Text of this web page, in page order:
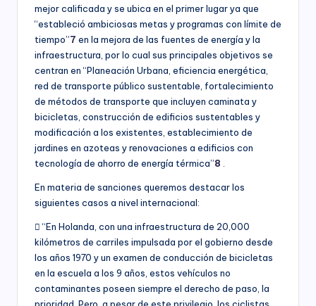
mejor calificada y se ubica en el primer lugar ya que
“estableció ambiciosas metas y programas con límite de
tiempo”7 en la mejora de las fuentes de energía y la
infraestructura, por lo cual sus principales objetivos se
centran en “Planeación Urbana, eficiencia energética,
red de transporte público sustentable, fortalecimiento
de métodos de transporte que incluyen caminata y
bicicletas, construcción de edificios sustentables y
modificación a los existentes, establecimiento de
jardines en azoteas y renovaciones a edificios con
tecnología de ahorro de energía térmica”8 .
En materia de sanciones queremos destacar los
siguientes casos a nivel internacional:
 “En Holanda, con una infraestructura de 20,000
kilómetros de carriles impulsada por el gobierno desde
los años 1970 y un examen de conducción de bicicletas
en la escuela a los 9 años, estos vehículos no
contaminantes poseen siempre el derecho de paso, la